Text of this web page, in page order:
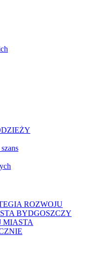
ROZWOJU
BYDGOSZCZY
MIASTA